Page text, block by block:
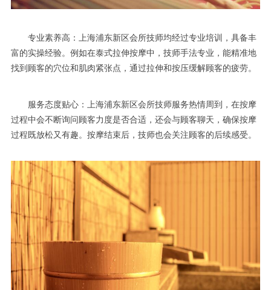
专业素养高：上海浦东新区会所技师均经过专业培训，具备丰
富的实操经验。例如在泰式拉伸按摩中，技师手法专业，能精准地
找到顾客的穴位和肌肉紧张点，通过拉伸和按压缓解顾客的疲劳。
服务态度贴心：上海浦东新区会所技师服务热情周到，在按摩
过程中会不断询问顾客力度是否合适，还会与顾客聊天，确保按摩
过程既放松又有趣。按摩结束后，技师也会关注顾客的后续感受。